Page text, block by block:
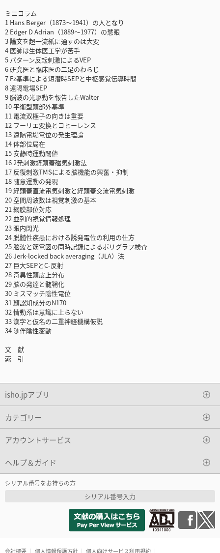
ミニコラム
1 Hans Berger（1873～1941）の人となり
2 Edger D Adrian（1889～1977）の慧眼
3 論文を超一流紙に通すのは大変
4 医師は生体医工学が苦手
5 パターン反転刺激によるVEP
6 研究医と臨床医の二足のわらじ
7 Fz基準による短潜時SEPと中枢感覚伝導時間
8 遠隔電場SEP
9 脳波の光駆動を報告したWalter
10 平衡型頭部外基準
11 電流双極子の向きは重要
12 フーリエ変換とコヒーレンス
13 遠隔電場電位の発生理論
14 体部位局在
15 安静時運動閾値
16 2発刺激経頭蓋磁気刺激法
17 反復刺激TMSによる脳機能の興奮・抑制
18 随意運動の発現
19 経頭蓋直流電気刺激と経頭蓋交流電気刺激
20 空間周波数は視覚刺激の基本
21 網膜部位対応
22 並列的視覚情報処理
23 眼内閃光
24 脱髄性疾患における誘発電位の利用の仕方
25 脳波と筋電図の同時記録によるポリグラフ検査
26 Jerk-locked back averaging（JLA）法
27 巨大SEPとC-反射
28 奇異性頭皮上分布
29 脳の発達と髄鞘化
30 ミスマッチ陰性電位
31 顔認知成分のN170
32 情動系は意識に上らない
33 漢字と仮名の二重神経機構仮説
34 随伴陰性変動
文 献
索 引
isho.jpアプリ
カテゴリー
アカウントサービス
ヘルプ＆ガイド
シリアル番号をお持ちの方
シリアル番号入力
会社概要 個人情報保護方針 個人向けサービス利用規約